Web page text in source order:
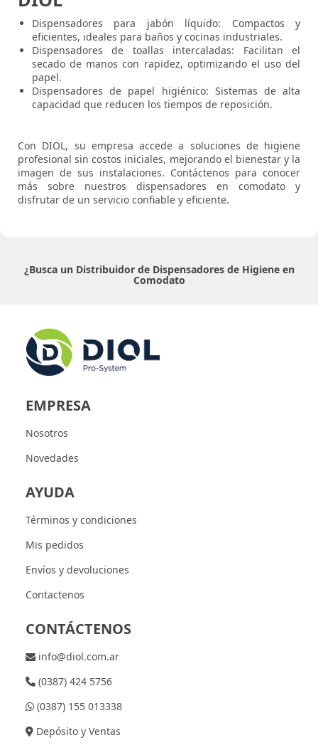
Dispensadores para jabón líquido: Compactos y
eficientes, ideales para baños y cocinas industriales.
Dispensadores de toallas intercaladas: Facilitan el
secado de manos con rapidez, optimizando el uso del
papel.
Dispensadores de papel higiénico: Sistemas de alta
capacidad que reducen los tiempos de reposición.
Con DIOL, su empresa accede a soluciones de higiene
profesional sin costos iniciales, mejorando el bienestar y la
imagen de sus instalaciones. Contáctenos para conocer
más sobre nuestros dispensadores en comodato y
disfrutar de un servicio confiable y eficiente.
¿Busca un Distribuidor de Dispensadores de Higiene en
Comodato
EMPRESA
Nosotros
Novedades
AYUDA
Términos y condiciones
Mis pedidos
Envíos y devoluciones
Contactenos
CONTÁCTENOS
info@diol.com.ar
(0387) 424 5756
(0387) 155 013338
Depósito y Ventas